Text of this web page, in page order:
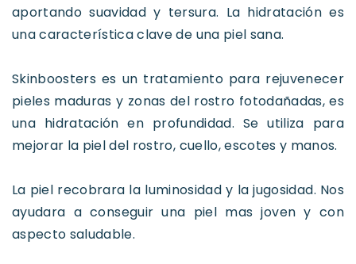
aportando suavidad y tersura. La hidratación es
una característica clave de una piel sana.
Skinboosters es un tratamiento para rejuvenecer
pieles maduras y zonas del rostro fotodañadas, es
una hidratación en profundidad. Se utiliza para
mejorar la piel del rostro, cuello, escotes y manos.
La piel recobrara la luminosidad y la jugosidad. Nos
ayudara a conseguir una piel mas joven y con
aspecto saludable.